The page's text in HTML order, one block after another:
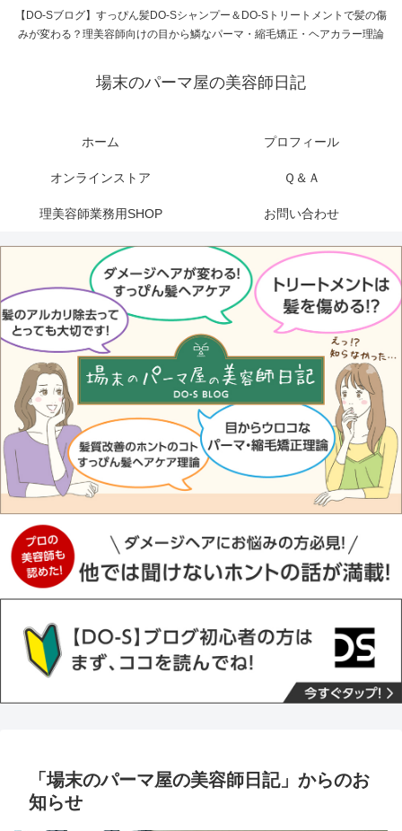
【DO-Sブログ】すっぴん髪DO-Sシャンプー＆DO-Sトリートメントで髪の傷
みが変わる？理美容師向けの目から鱗なパーマ・縮毛矯正・ヘアカラー理論
場末のパーマ屋の美容師日記
ホーム プロフィール
オンラインストア Ｑ＆Ａ
理美容師業務用SHOP お問い合わせ
「場末のパーマ屋の美容師日記」からのお
知らせ